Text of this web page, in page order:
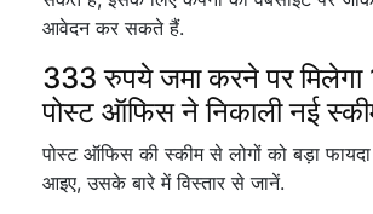
आवेदन कर सकते हैं.
333 रुपये जमा करने पर
पोस्ट ऑफिस ने निकाली नई
पोस्ट ऑफिस की स्कीम से लोगों को बड़ा
आइए, उसके बारे में विस्तार से जानें.